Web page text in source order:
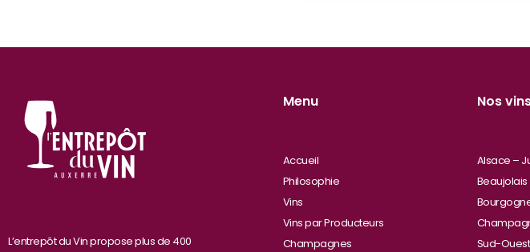
L’entrepôt du Vin propose plus de 400
Menu
Accueil
Philosophie
Vins
Vins par Producteurs
Champagnes
Nos
Alsace –
Beaujolais
Sud-